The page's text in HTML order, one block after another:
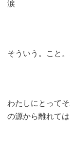
涙
そういう。こと
わたしにとって
の源から離れては